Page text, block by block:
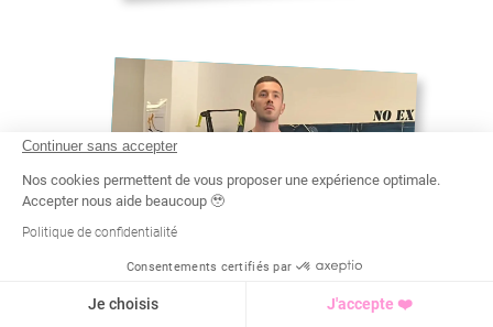
Continuer sans accepter
Nos cookies permettent de vous proposer une expérience optimale.
Accepter nous aide beaucoup 🥹
Politique de confidentialité
Consentements certifiés par
Je choisis J'accepte ❤️